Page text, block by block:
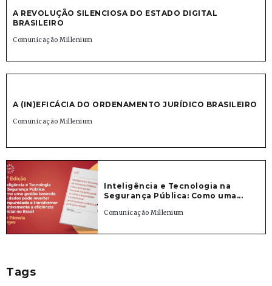
A REVOLUÇÃO SILENCIOSA DO ESTADO DIGITAL
BRASILEIRO
Comunicação Millenium
A (IN)EFICÁCIA DO ORDENAMENTO JURÍDICO BRASILEIRO
Comunicação Millenium
Inteligência e Tecnologia na
Segurança Pública: Como uma...
Comunicação Millenium
Tags